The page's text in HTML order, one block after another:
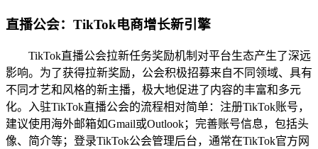
直播公会：TikTok电商增长新引擎
TikTok直播公会拉新任务奖励机制对平台生态产生了深远
影响。为了获得拉新奖励，公会积极招募来自不同领域、具有
不同才艺和风格的新主播，极大地促进了内容的丰富和多元
化。入驻TikTok直播公会的流程相对简单：注册TikTok账号，
建议使用海外邮箱如Gmail或Outlook；完善账号信息，包括头
像、简介等；登录TikTok公会管理后台，通常在TikTok官方网